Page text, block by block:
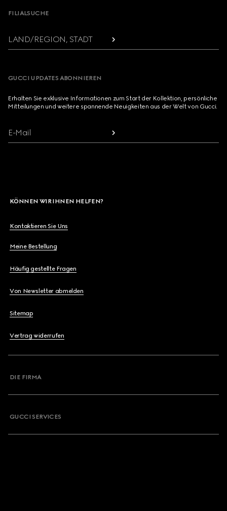
FILIALSUCHE
LAND/REGION, STADT
GUCCI UPDATES ABONNIEREN
Erhalten Sie exklusive Informationen zum Start der Kollektion, persönliche
Mitteilungen und weitere spannende Neuigkeiten aus der Welt von Gucci.
E-Mail
KÖNNEN WIR IHNEN HELFEN?
Kontaktieren Sie Uns
Meine Bestellung
Häufig gestellte Fragen
Von Newsletter abmelden
Sitemap
Vertrag widerrufen
DIE FIRMA
GUCCI SERVICES